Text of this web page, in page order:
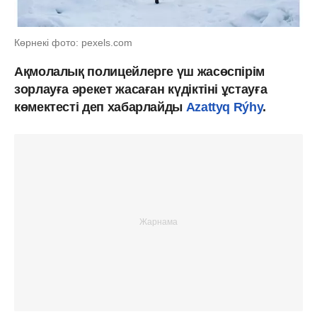
Көрнекі фото: pexels.com
Ақмолалық полицейлерге үш жасөспірім
зорлауға әрекет жасаған күдіктіні ұстауға
көмектесті деп хабарлайды Azattyq Rýhy.